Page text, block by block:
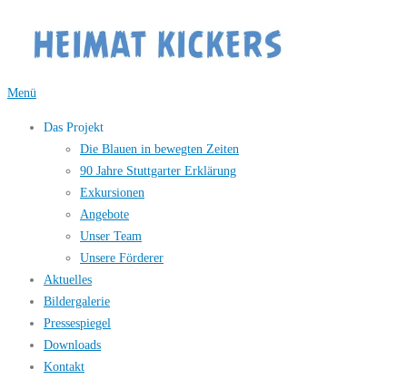
Inhalt
springen
Menü
Das Projekt
Die Blauen in bewegten Zeiten
90 Jahre Stuttgarter Erklärung
Exkursionen
Angebote
Unser Team
Unsere Förderer
Aktuelles
Bildergalerie
Pressespiegel
Downloads
Kontakt